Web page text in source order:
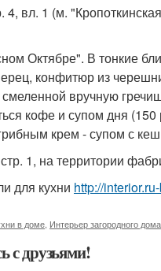
4, вл. 1 (м.
Октябре". В тонкие
конфитюр из
вручную
кофе и супом дня
крем - супом с
1, на территории
для кухни http://
в доме Интерьер загородного дома
с друзьями!